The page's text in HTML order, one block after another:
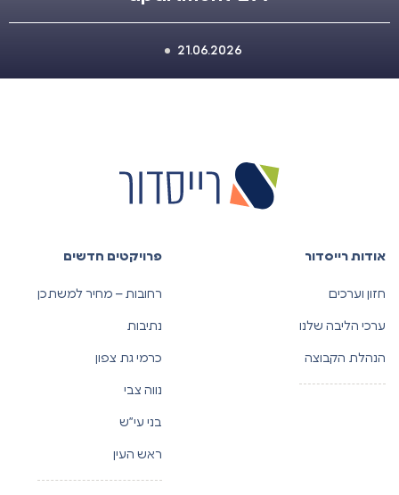
21.06.2026
אודות רייסדור
חזון וערכים
ערכי הליבה שלנו
הנהלת הקבוצה
פרויקטים חדשים
רחובות – מחיר למשתכן
נתיבות
כרמי גת צפון
נווה צבי
בני עי”ש
ראש העין